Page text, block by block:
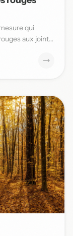
qui
aux joints